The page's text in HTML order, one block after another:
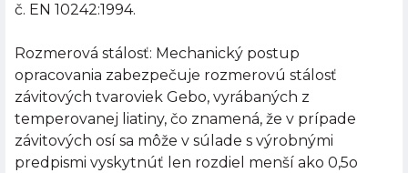
č. EN 10242:1994.
Rozmerová stálosť: Mechanický postup
opracovania zabezpečuje rozmerovú stálosť
závitových tvaroviek Gebo, vyrábaných z
temperovanej liatiny, čo znamená, že v prípade
závitových osí sa môže v súlade s výrobnými
predpismi vyskytnúť len rozdiel menší ako 0,5o